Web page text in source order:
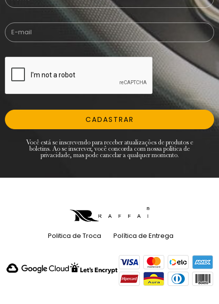
CADASTRAR
Você está se inscrevendo para receber atualizações de produtos e
boletins. Ao se inscrever, você concorda com nossa política de
privacidade, mas pode cancelar a qualquer momento.
Politica de Troca Política de Entrega